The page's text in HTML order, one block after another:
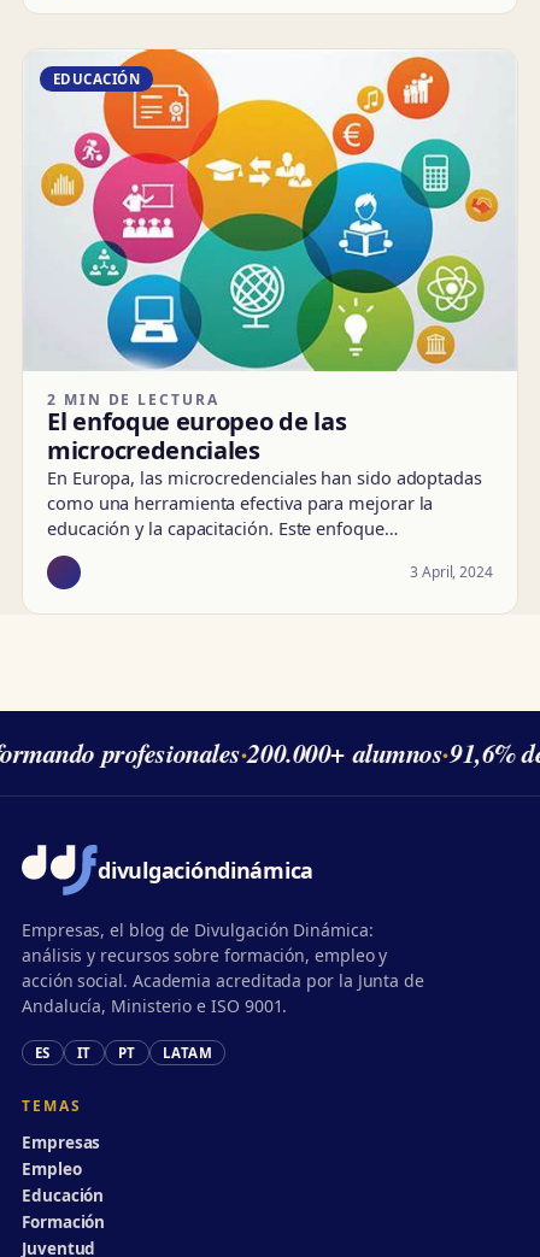
EDUCACIÓN
2 MIN DE LECTURA
El enfoque europeo de las
microcredenciales
En Europa, las microcredenciales han sido adoptadas
como una herramienta efectiva para mejorar la
educación y la capacitación. Este enfoque…
3 April, 2024
profesionales·200.000+ alumnos·91,6%
divulgacióndinámica
Empresas, el blog de Divulgación Dinámica:
análisis y recursos sobre formación, empleo y
acción social. Academia acreditada por la Junta de
Andalucía, Ministerio e ISO 9001.
ES IT PT LATAM
TEMAS
Empresas
Empleo
Educación
Formación
Juventud